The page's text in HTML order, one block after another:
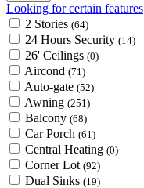
Looking for certain features
2 Stories (64)
24 Hours Security (14)
26' Ceilings (0)
Aircond (71)
Auto-gate (52)
Awning (251)
Balcony (68)
Car Porch (61)
Central Heating (0)
Corner Lot (92)
Dual Sinks (19)